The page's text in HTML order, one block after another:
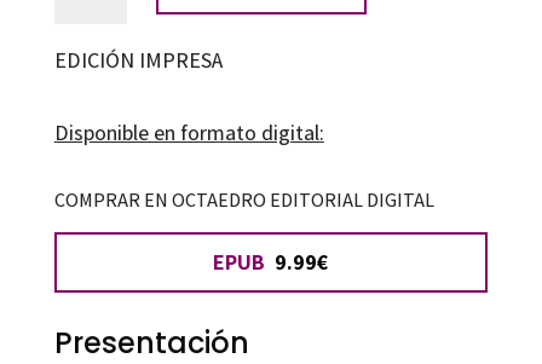
en
pedagogía
hospitalaria
cantidad
EDICIÓN IMPRESA
Disponible en formato digital:
COMPRAR EN OCTAEDRO EDITORIAL DIGITAL
EPUB 9.99€
Presentación